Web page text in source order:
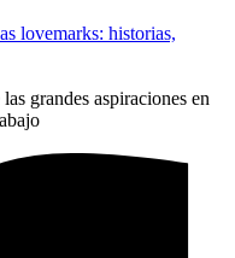
lovemarks: historias,
grandes aspiraciones en